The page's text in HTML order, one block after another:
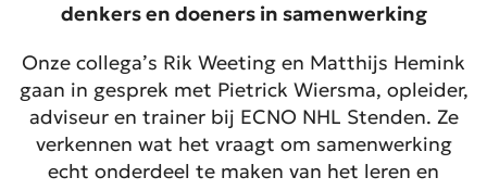
denkers en doeners in samenwerking
Onze collega’s Rik Weeting en Matthijs Hemink
gaan in gesprek met Pietrick Wiersma, opleider,
adviseur en trainer bij ECNO NHL Stenden. Ze
verkennen wat het vraagt om samenwerking
echt onderdeel te maken van het leren en